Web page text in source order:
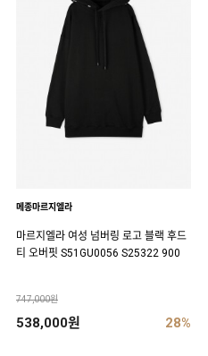
메종마르지엘라
마르지엘라 여성 넘버링 로고 블랙 후드
티 오버핏 S51GU0056 S25322 900
747,000원
538,000원 28%